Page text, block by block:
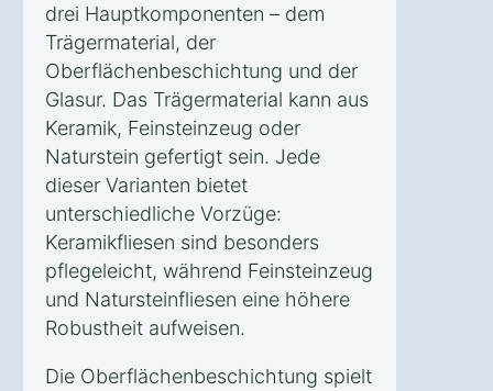
drei Hauptkomponenten – dem
Trägermaterial, der
Oberflächenbeschichtung und der
Glasur. Das Trägermaterial kann aus
Keramik, Feinsteinzeug oder
Naturstein gefertigt sein. Jede
dieser Varianten bietet
unterschiedliche Vorzüge:
Keramikfliesen sind besonders
pflegeleicht, während Feinsteinzeug
und Natursteinfliesen eine höhere
Robustheit aufweisen.
Die Oberflächenbeschichtung spielt